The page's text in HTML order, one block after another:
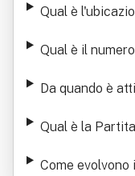
Qual è
Qual è il
Da quando è
Qual è la
Come